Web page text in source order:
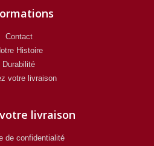
Contact
Histoire
Durabilité
votre livraison
livraison
de confidentialité